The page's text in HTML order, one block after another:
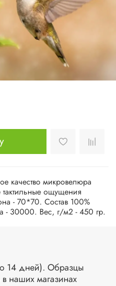
качество микровелюра
тактильные ощущения
- 70*70. Состав 100%
- 30000. Вес, г/м2 - 450 гр.
14 дней). Образцы
наших магазинах